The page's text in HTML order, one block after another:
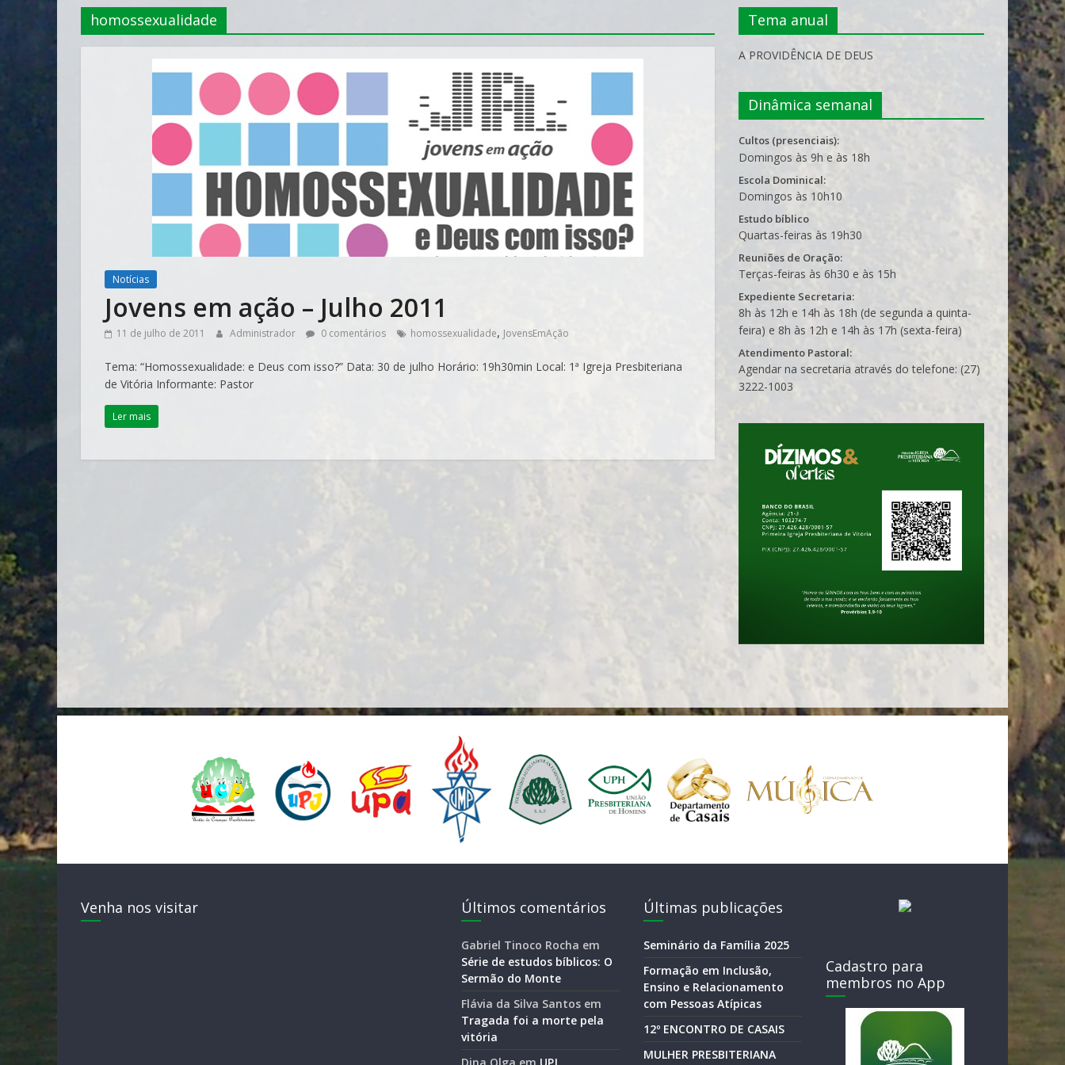
homossexualidade
Notícias
Jovens em ação – Julho 2011
11 de julho de 2011 Administrador 0 comentários homossexualidade, JovensEmAção
Tema: “Homossexualidade: e Deus com isso?” Data: 30 de julho Horário: 19h30min Local: 1ª Igreja Presbiteriana
de Vitória Informante: Pastor
Ler mais
Tema anual
A PROVIDÊNCIA DE DEUS
Dinâmica semanal
Cultos (presenciais):
Domingos às 9h e às 18h
Escola Dominical:
Domingos às 10h10
Estudo bíblico
Quartas-feiras às 19h30
Reuniões de Oração:
Terças-feiras às 6h30 e às 15h
Expediente Secretaria:
8h às 12h e 14h às 18h (de segunda a quinta-
feira) e 8h às 12h e 14h às 17h (sexta-feira)
Atendimento Pastoral:
Agendar na secretaria através do telefone: (27)
3222-1003
Venha nos visitar Últimos comentários
Gabriel Tinoco Rocha em
Série de estudos bíblicos: O
Sermão do Monte
Flávia da Silva Santos em
Tragada foi a morte pela
vitória
Últimas publicações
Seminário da Família 2025
Formação em Inclusão,
Ensino e Relacionamento
com Pessoas Atípicas
12º ENCONTRO DE CASAIS
MULHER PRESBITERIANA
Cadastro para
membros no App